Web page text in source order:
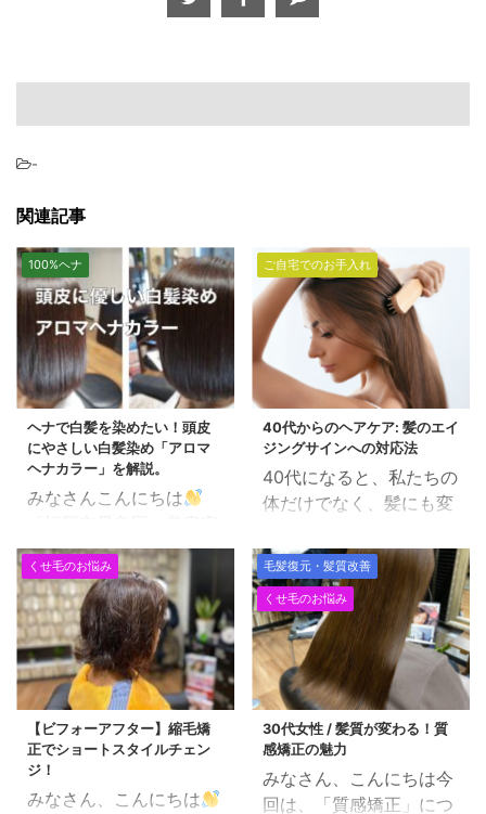
-
関連記事
100%ヘナ
ヘナで白髪を染めたい！頭皮
にやさしい白髪染め「アロマ
ヘナカラー」を解説。
みなさんこんにちは
で働く美容師」田中で
す。 今日は「ヘナで白髪
染め」についてです。 毎
月の白髪染めでどうして
も気になることといえ
ば、 頭皮は大丈夫なの
か？ ということです。
確かにヘアカラー剤の質
が年々向上しているとは
いえ、さすがに「ダメー
ご自宅でのお手入れ
40代からのヘアケア: 髪のエイ
ジングサインへの対応法
40代になると、私たちの
体だけでなく、髪にも変
以前よりも細く、乾燥し
やすくなったり、白髪が
増えたりすることに気づ
くかもしれません。 適切
なヘアケアで、これらの
エイジングサインに効果
的に対応することができ
ます。 目次 髪のエイジ
ングサインとは？ 対応
法: 基本のヘアケア 特別
くせ毛のお悩み
【ビフォーアフター】縮毛矯
正でショートスタイルチェン
ジ！
みなさん、こんにちは
毛髪復元・髪質改善
くせ毛のお悩み
30代女性 / 髪質が変わる！質
感矯正の魅力
みなさん、こんにちは今
回は、「質感矯正」につ